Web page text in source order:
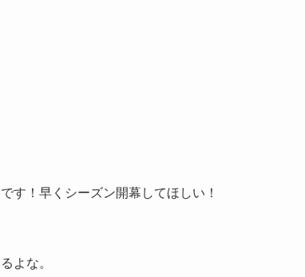
す！早くシーズン開幕してほしい！
よな。